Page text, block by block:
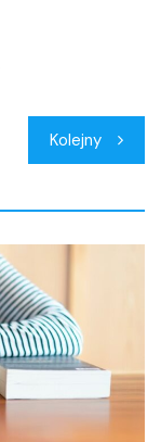
Kolejny